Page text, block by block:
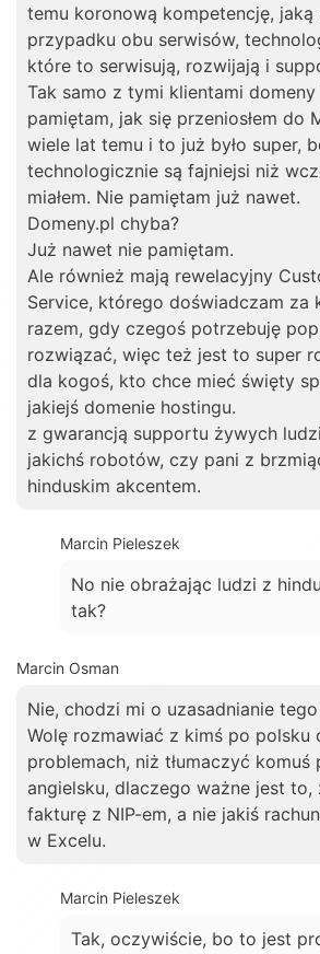
temu koronową kompetencję, jaką
przypadku obu serwisów,
które to serwisują, rozwijają i
Tak samo z tymi klientami domeny
pamiętam, jak się przeniosłem do
wiele lat temu i to już było super,
technologicznie są fajniejsi niż
miałem. Nie pamiętam już nawet.
Domeny.pl chyba?
Już nawet nie pamiętam.
Ale również mają rewelacyjny
Service, którego doświadczam za
razem, gdy czegoś potrzebuję
rozwiązać, więc też jest to super
dla kogoś, kto chce mieć święty
jakiejś domenie hostingu.
z gwarancją supportu żywych
jakichś robotów, czy pani z
hinduskim akcentem.
Marcin Pieleszek
No nie obrażając ludzi z
tak?
Marcin Osman
Nie, chodzi mi o uzasadnianie
Wolę rozmawiać z kimś po polsku
problemach, niż tłumaczyć komuś
angielsku, dlaczego ważne jest to,
fakturę z NIP-em, a nie jakiś
w Excelu.
Marcin Pieleszek
Tak, oczywiście, bo to jest